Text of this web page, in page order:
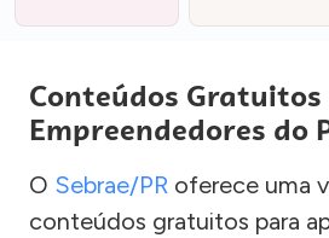
Conteúdos
Empreendedores do
O Sebrae/PR oferece uma
conteúdos gratuitos para